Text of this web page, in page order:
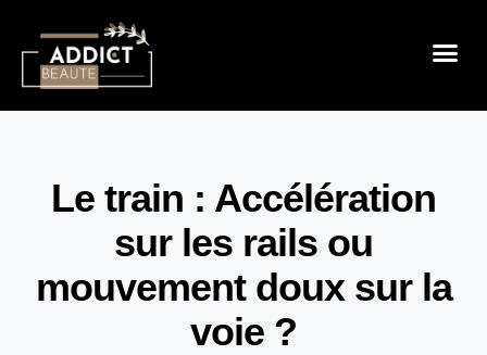
Le train : Accélération
sur les rails ou
mouvement doux sur la
voie ?